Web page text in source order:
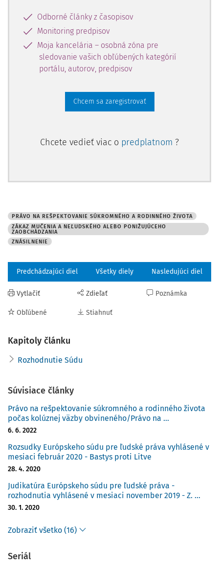
Odborné články z časopisov
Monitoring predpisov
Moja kancelária – osobná zóna pre
sledovanie vašich obľúbených kategórií
portálu, autorov, predpisov
Chcem sa zaregistrovať
Chcete vedieť viac o predplatnom ?
PRÁVO NA REŠPEKTOVANIE SÚKROMNÉHO A RODINNÉHO ŽIVOTA
ZÁKAZ MUČENIA A NEĽUDSKÉHO ALEBO PONIŽUJÚCEHO
ZAOBCHÁDZANIA
ZNÁSILNENIE
Predchádzajúci diel Všetky diely Nasledujúci diel
Vytlačiť
Obľúbené
Zdieľať
Stiahnuť
Poznámka
Kapitoly článku
Rozhodnutie Súdu
Súvisiace články
Právo na rešpektovanie súkromného a rodinného života
počas kolúznej väzby obvineného/Právo na ...
6. 6. 2022
Rozsudky Európskeho súdu pre ľudské práva vyhlásené v
mesiaci február 2020 - Bastys proti Litve
28. 4. 2020
Judikatúra Európskeho súdu pre ľudské práva -
rozhodnutia vyhlásené v mesiaci november 2019 - Z. ...
30. 1. 2020
Zobraziť všetko (16)
Seriál